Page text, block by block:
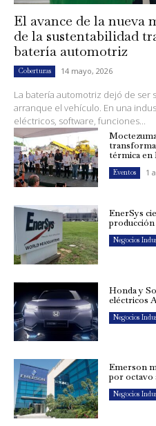
El avance de la nueva
de la sustentabilidad
batería automotriz
Coberturas 14 mayo, 2026
La batería automotriz dejó de ser
arranque el vehículo. En una
eléctricos, software, funciones...
térmica en
Eventos 1
EnerSys
producción
Negocios
Honda y
eléctricos
Negocios
Emerson
por octavo
Negocios